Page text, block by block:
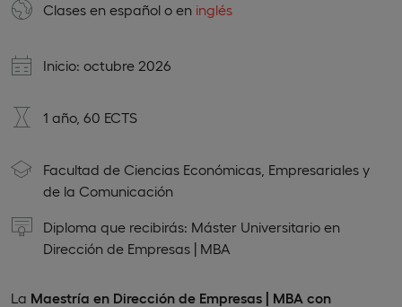
Clases en español o en inglés
Inicio: octubre 2026
1 año, 60 ECTS
Facultad de Ciencias Económicas, Empresariales y
de la Comunicación
Diploma que recibirás: Máster Universitario en
Dirección de Empresas | MBA
La Maestría en Dirección de Empresas | MBA con